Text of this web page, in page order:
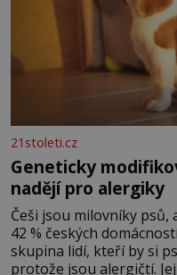
21stoleti.cz
Geneticky
nadějí pro alergiky
Češi jsou milovníky psů,
42 % českých
skupina lidí, kteří by si
protože jsou alergičtí.